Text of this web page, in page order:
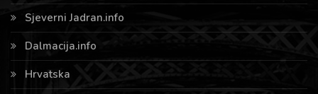
Sjeverni Jadran.info
Dalmacija.info
Hrvatska